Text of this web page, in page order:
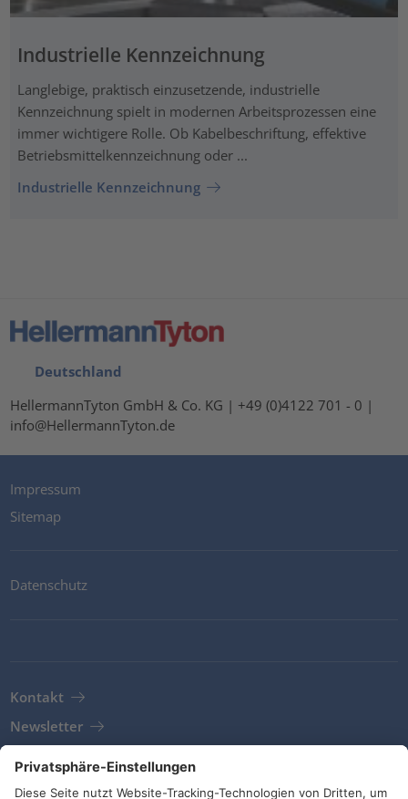
Industrielle Kennzeichnung
Langlebige, praktisch einzusetzende, industrielle
Kennzeichnung spielt in modernen Arbeitsprozessen eine
immer wichtigere Rolle. Ob Kabelbeschriftung, effektive
Betriebsmittelkennzeichnung oder ...
Industrielle Kennzeichnung
Deutschland
HellermannTyton GmbH & Co. KG | +49 (0)4122 701 - 0 |
info@HellermannTyton.de
Impressum
Sitemap
Datenschutz
Kontakt
Newsletter